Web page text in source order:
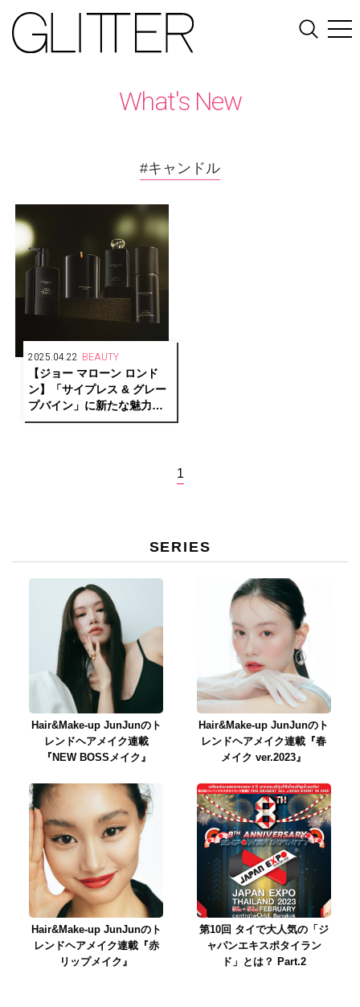
What's New
#キャンドル
2025.04.22 BEAUTY
【ジョー マローン ロンド
ン】「サイプレス & グレー
プバイン」に新たな魅力が
プラス
1
SERIES
Hair&Make-up JunJunのト
レンドヘアメイク連載
『NEW BOSSメイク』
Hair&Make-up JunJunのト
レンドヘアメイク連載『春
メイク ver.2023』
Hair&Make-up JunJunのト
レンドヘアメイク連載『赤
リップメイク』
第10回 タイで大人気の「ジ
ャパンエキスポタイラン
ド」とは？ Part.2